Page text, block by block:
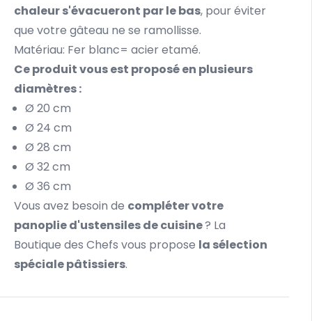
chaleur s'évacueront par le bas, pour éviter
que votre gâteau ne se ramollisse.
Matériau: Fer blanc= acier etamé.
Ce produit vous est proposé en plusieurs
diamètres :
Ø 20 cm
Ø 24 cm
Ø 28 cm
Ø 32 cm
Ø 36 cm
Vous avez besoin de compléter votre
panoplie d'ustensiles de cuisine? La
Boutique des Chefs vous propose la sélection
spéciale pâtissiers.